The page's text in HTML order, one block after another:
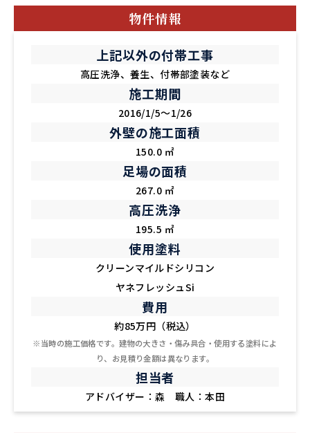
物件情報
上記以外の付帯工事
高圧洗浄、養生、付帯部塗装など
施工期間
2016/1/5～1/26
外壁の施工面積
150.0 ㎡
足場の面積
267.0 ㎡
高圧洗浄
195.5 ㎡
使用塗料
クリーンマイルドシリコン
ヤネフレッシュSi
費用
約85万円（税込）
※当時の施工価格です。建物の大きさ・傷み具合・使用する塗料によ
り、お見積り金額は異なります。
担当者
アドバイザー：森 職人：本田